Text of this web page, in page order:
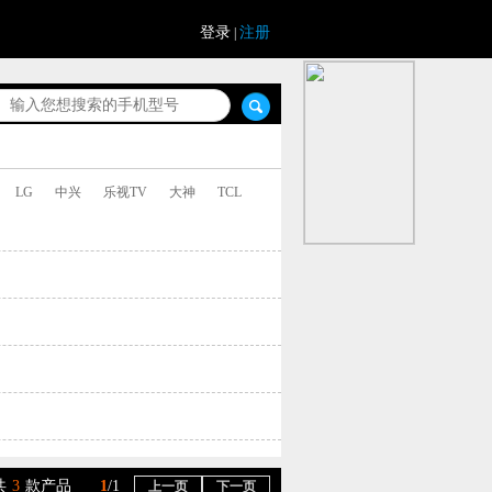
登录 注册
LG 中兴 乐视TV 大神 TCL
下一页
上一页
1/1
3 款产品